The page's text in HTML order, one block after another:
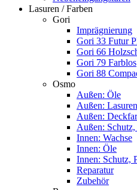
Lasuren / Farben
Gori
Imprägnierung
Gori 33 Futur
Gori 66
Gori 79 Farblos
Gori 88
Osmo
Außen: Öle
Außen: Lasuren
Außen:
Außen:
Innen: Wachse
Innen: Öle
Innen: Schutz,
Reparatur
Zubehör